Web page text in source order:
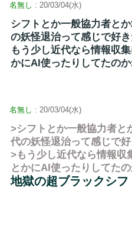
名無し : 20/03/04(水)
シフトとか一般協力者と
の妖怪退治って感じで好
もう少し近代なら情報収
かにAI使ったりしてたの
名無し : 20/03/04(水)
>シフトとか一般協力者と
代の妖怪退治って感じで
>もう少し近代なら情報収
とかにAI使ったりしてた
地獄の超ブラックシフ